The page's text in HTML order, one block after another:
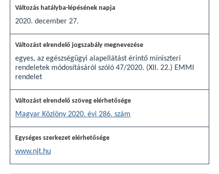
2020. december 27.
egyes, az egészségügyi alapellátást érintő miniszteri
rendeletek módosításáról szóló 47/2020. (XII. 22.) EMMI
rendelet
Magyar Közlöny 2020. évi 286. szám
www.njt.hu